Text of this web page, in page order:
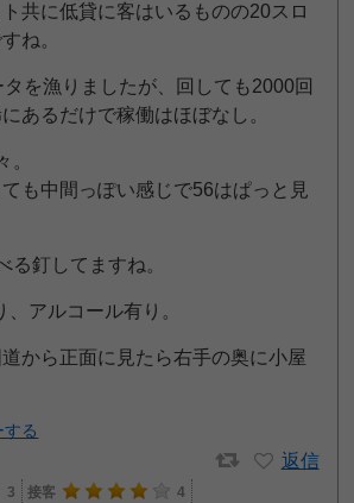
共に低貸に客はいるものの20スロ
ね。
を漁りましたが、回しても2000回
あるだけで稼働はほぼなし。
。
も中間っぽい感じで56はぱっと見
る釘してますね。
アルコール有り。
から正面に見たら右手の奥に小屋
る
返信
3 接客
4